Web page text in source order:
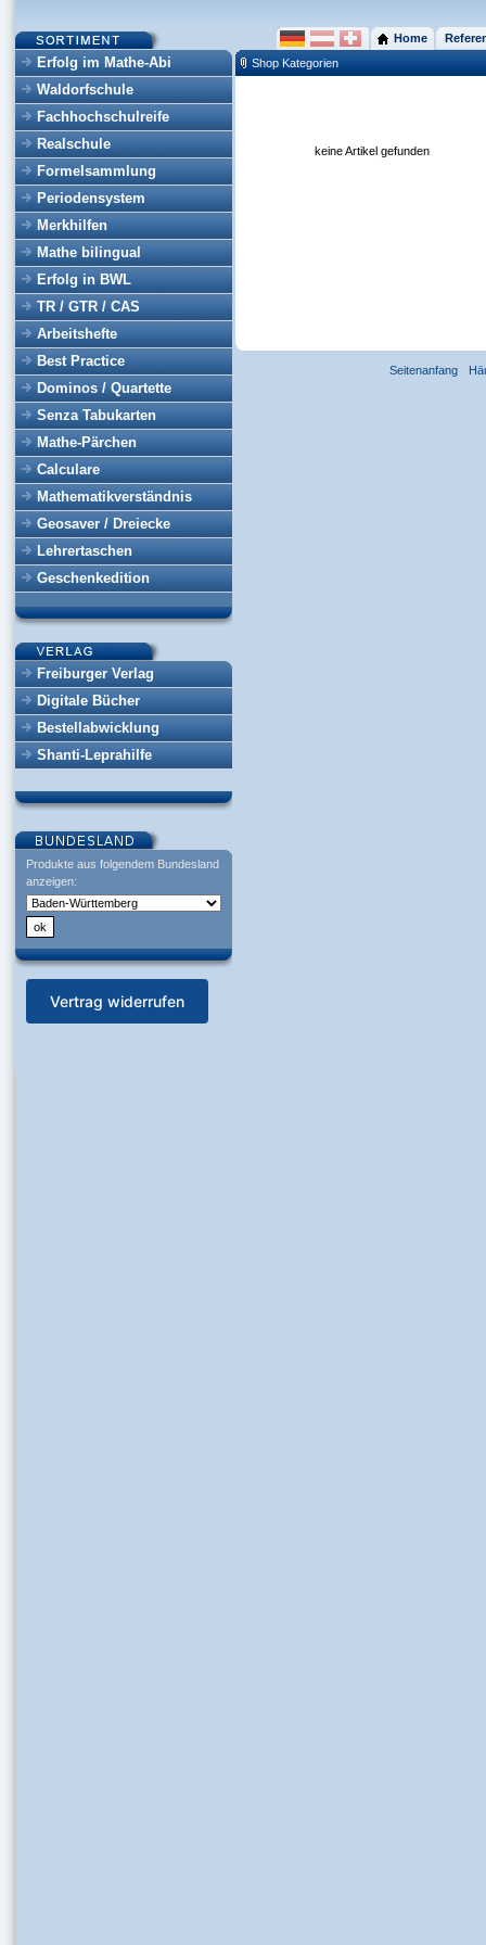
Erfolg im Mathe-Abi
Waldorfschule
Fachhochschulreife
Realschule
Formelsammlung
Periodensystem
Merkhilfen
Mathe bilingual
Erfolg in BWL
TR / GTR / CAS
Arbeitshefte
Best Practice
Dominos / Quartette
Senza Tabukarten
Mathe-Pärchen
Calculare
Mathematikverständnis
Geosaver / Dreiecke
Lehrertaschen
Geschenkedition
Freiburger Verlag
Digitale Bücher
Bestellabwicklung
Shanti-Leprahilfe
Produkte aus folgendem Bundesland
anzeigen:
Vertrag widerrufen
Home
Shop Kategorien
keine Artikel gefunden
Seitenanfang